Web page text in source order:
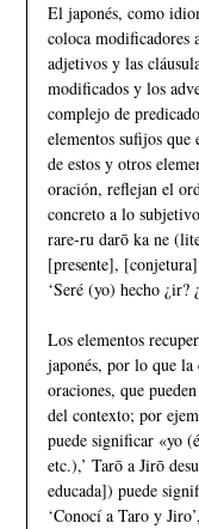
El japonés, como
coloca modificadores
adjetivos y las
modificados y los
complejo de
elementos sufijos que
de estos y otros
oración, reflejan el
concreto a lo
rare-ru darō ka ne
[presente],
‘Seré (yo) hecho ¿ir?
Los elementos
japonés, por lo que la
oraciones, que
del contexto; por
puede significar «yo
etc.),’ Tarō a Jirō
educada]) puede
‘Conocí a Taro y